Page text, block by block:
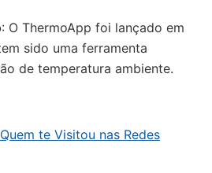
: O ThermoApp foi lançado em
sido uma ferramenta
de temperatura ambiente.
te Visitou nas Redes